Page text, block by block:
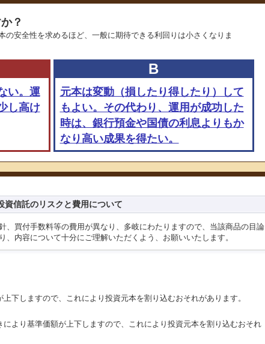
？
の安全性を求めるほど、一般に期待できる利回りは小さくなりま
い。運
し高け
B
元本は変動（損したり得したり）して
もよい。その代わり、運用が成功した
時は、銀行預金や国債の利息よりもか
なり高い成果を得たい。
資信託のリスクと費用について
、買付手数料等の費用が異なり、多岐にわたりますので、当該商品の目論
内容について十分にご理解いただくよう、お願いいたします。
下しますので、これにより投資元本を割り込むおそれがあります。
より基準価額が上下しますので、これにより投資元本を割り込むおそれ